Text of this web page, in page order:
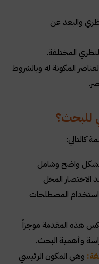
والبعد عن
المختلفة.
المكونة له وبالشروط
.
للبحث؟
كالتالي:
واضح وشامل
الاختصار المخل
استخدام المصطلحات
هذه المقدمة موجزاً
وأهمية البحث.
وهي المكون الرئيسي